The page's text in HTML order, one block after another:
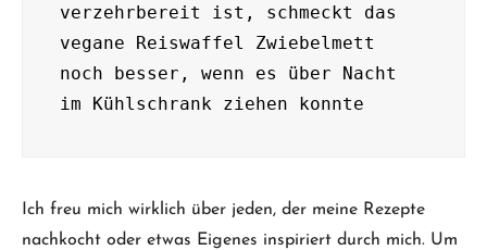
verzehrbereit ist, schmeckt das
vegane Reiswaffel Zwiebelmett
noch besser, wenn es über Nacht
im Kühlschrank ziehen konnte
Ich freu mich wirklich über jeden, der meine Rezepte
nachkocht oder etwas Eigenes inspiriert durch mich. Um